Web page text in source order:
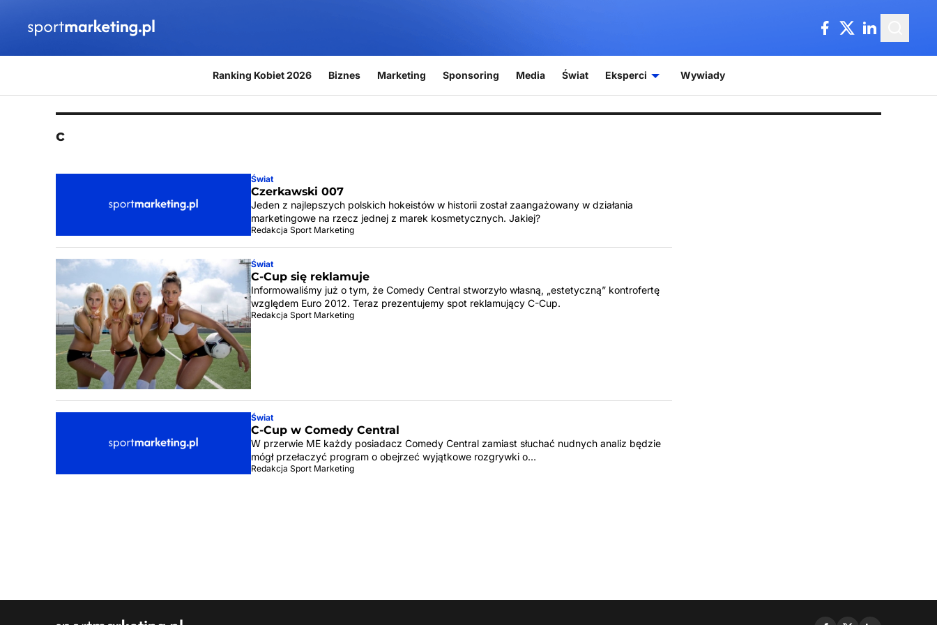
Ranking Kobiet 2026 Biznes Marketing Sponsoring Media Świat Eksperci Wywiady
c
Świat
Czerkawski 007
Jeden z najlepszych polskich hokeistów w historii został zaangażowany w działania
marketingowe na rzecz jednej z marek kosmetycznych. Jakiej?
Redakcja Sport Marketing
Świat
C-Cup się reklamuje
Informowaliśmy już o tym, że Comedy Central stworzyło własną, „estetyczną” kontrofertę
względem Euro 2012. Teraz prezentujemy spot reklamujący C-Cup.
Redakcja Sport Marketing
Świat
C-Cup w Comedy Central
W przerwie ME każdy posiadacz Comedy Central zamiast słuchać nudnych analiz będzie
mógł przełaczyć program o obejrzeć wyjątkowe rozgrywki o…
Redakcja Sport Marketing